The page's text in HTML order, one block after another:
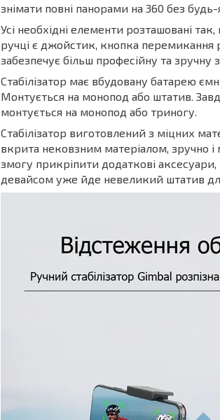
знімати повні панорами на 360 без
Усі необхідні елементи розташовані
ручці є джойстик, кнопка перемикання
забезпечує більш професійну та
Стабілізатор має вбудовану батарею
Монтується на монопод або штатив.
монтується на монопод або триногу.
Стабілізатор виготовлений з міцних
вкрита нековзним матеріалом, зручно
змогу прикріпити додаткові
девайсом уже йде невеликий штатив